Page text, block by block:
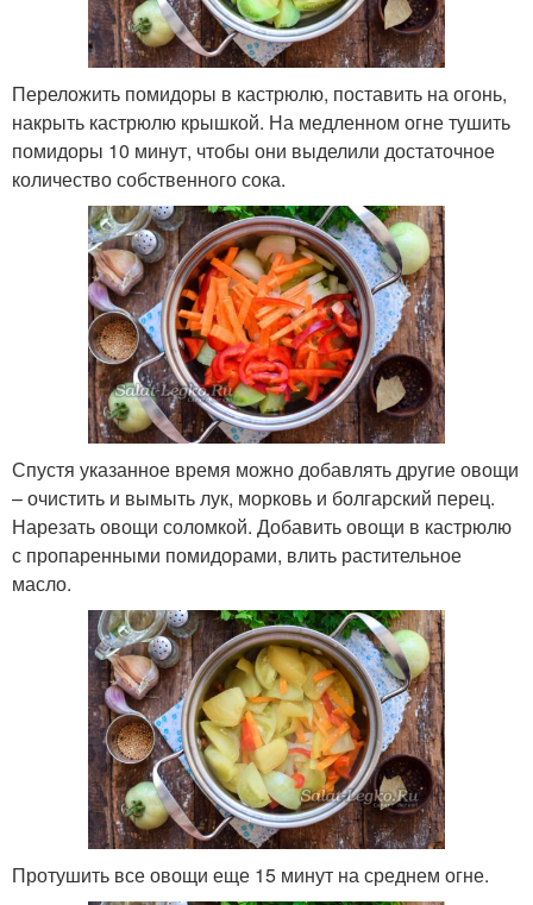
Переложить помидоры в кастрюлю, поставить на огонь,
накрыть кастрюлю крышкой. На медленном огне тушить
помидоры 10 минут, чтобы они выделили достаточное
количество собственного сока.
Спустя указанное время можно добавлять другие овощи
– очистить и вымыть лук, морковь и болгарский перец.
Нарезать овощи соломкой. Добавить овощи в кастрюлю
с пропаренными помидорами, влить растительное
масло.
Протушить все овощи еще 15 минут на среднем огне.